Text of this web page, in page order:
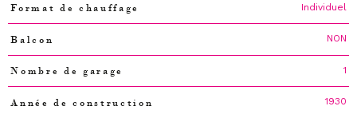
Format de chauffage Individuel
Balcon NON
Nombre de garage 1
Année de construction 1930